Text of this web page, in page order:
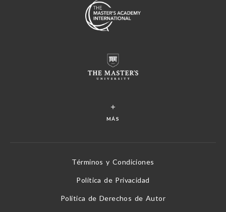
MÁS
Términos y Condiciones
Política de Privacidad
Política de Derechos de Autor